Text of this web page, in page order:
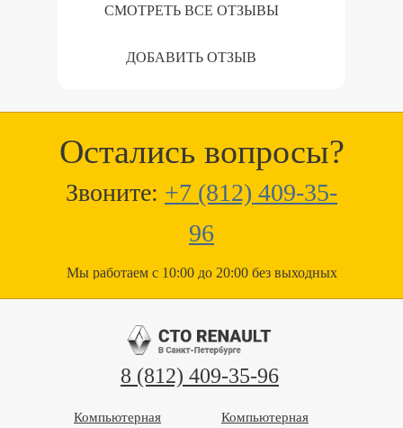
СМОТРЕТЬ ВСЕ ОТЗЫВЫ
ДОБАВИТЬ ОТЗЫВ
Остались вопросы?
Звоните: +7 (812) 409-35-
96
Мы работаем с 10:00 до 20:00 без выходных
8 (812) 409-35-96
Компьютерная
Компьютерная